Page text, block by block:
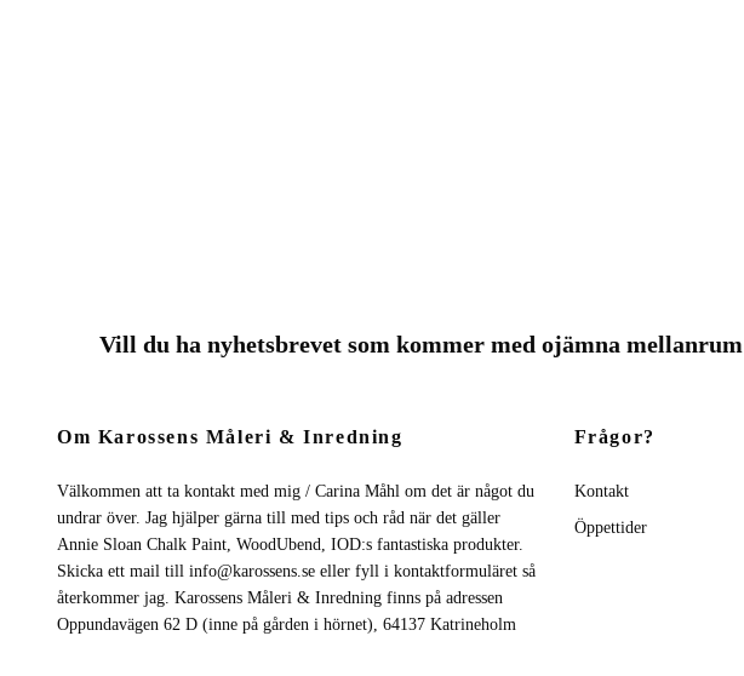
Vill du ha nyhetsbrevet som kommer med ojämna mellanrum
Om Karossens Måleri & Inredning
Välkommen att ta kontakt med mig / Carina Måhl om det är något du
undrar över. Jag hjälper gärna till med tips och råd när det gäller
Annie Sloan Chalk Paint, WoodUbend, IOD:s fantastiska produkter.
Skicka ett mail till info@karossens.se eller fyll i kontaktformuläret så
återkommer jag. Karossens Måleri & Inredning finns på adressen
Oppundavägen 62 D (inne på gården i hörnet), 64137 Katrineholm
Frågor?
Kontakt
Öppettider